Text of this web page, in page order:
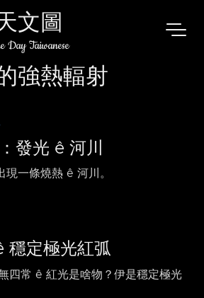
文圖
Day Taiwanese
強熱輻射
發光 ê 河川
現一條燒熱 ê 河川。
穩定極光紅弧
四常 ê 紅光是啥物？伊是穩定極光